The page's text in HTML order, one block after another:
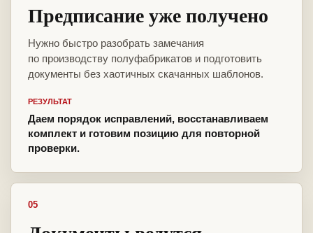
Предписание уже получено
Нужно быстро разобрать замечания
по производству полуфабрикатов и подготовить
документы без хаотичных скачанных шаблонов.
РЕЗУЛЬТАТ
Даем порядок исправлений, восстанавливаем
комплект и готовим позицию для повторной
проверки.
05